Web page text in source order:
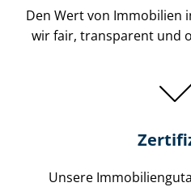
Den Wert von Immobilien
wir fair, transparent und
Unsere